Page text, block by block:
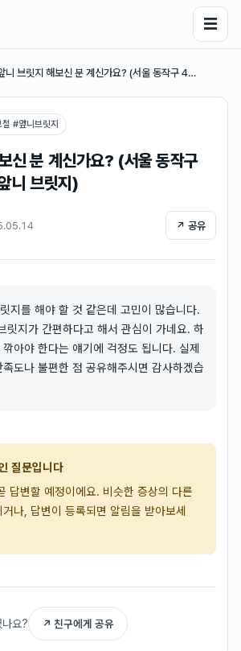
☰
니 브릿지 해보신 분 계신가요? (서울 동작구 4…
철 #앞니브릿지
신 분 계신가요? (서울 동작구
니 브릿지)
↗ 공유
지를 해야 할 것 같은데 고민이 많습니다.
릿지가 간편하다고 해서 관심이 가네요. 하
아야 한다는 얘기에 걱정도 됩니다. 실제
도나 불편한 점 공유해주시면 감사하겠습
질문입니다
답변할 예정이에요. 비슷한 증상의 다른
나, 답변이 등록되면 알림을 받아보세
나요? ↗ 친구에게 공유